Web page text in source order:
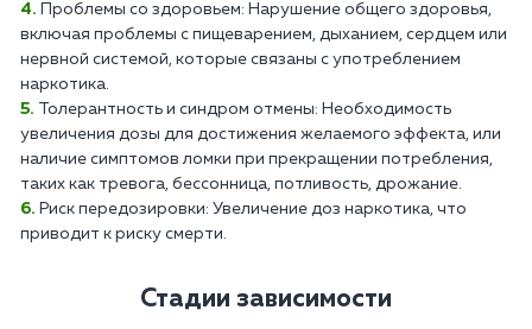
Проблемы со здоровьем: Нарушение общего здоровья,
включая проблемы с пищеварением, дыханием, сердцем или
нервной системой, которые связаны с употреблением
наркотика.
Толерантность и синдром отмены: Необходимость
увеличения дозы для достижения желаемого эффекта, или
наличие симптомов ломки при прекращении потребления,
таких как тревога, бессонница, потливость, дрожание.
Риск передозировки: Увеличение доз наркотика, что
приводит к риску смерти.
Стадии зависимости